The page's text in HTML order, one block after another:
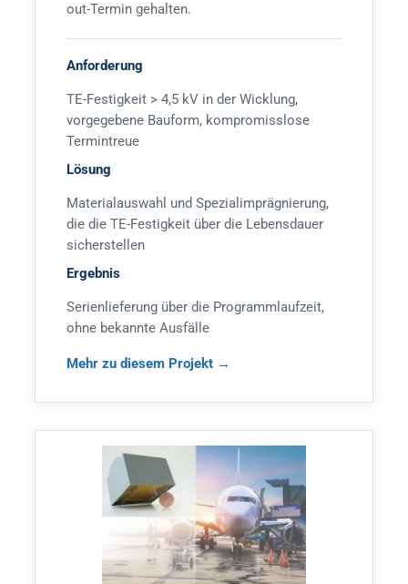
out-Termin gehalten.
Anforderung
TE-Festigkeit > 4,5 kV in der Wicklung,
vorgegebene Bauform, kompromisslose
Termintreue
Lösung
Materialauswahl und Spezialimprägnierung,
die die TE-Festigkeit über die Lebensdauer
sicherstellen
Ergebnis
Serienlieferung über die Programmlaufzeit,
ohne bekannte Ausfälle
Mehr zu diesem Projekt